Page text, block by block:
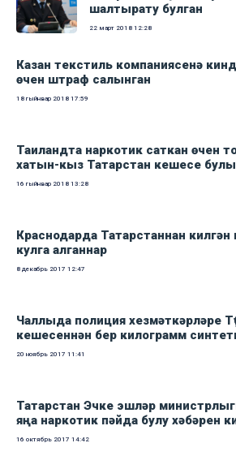
шалтырату булган
22 март 2018 12:28
Казан текстиль компаниясенә
өчен штраф салынган
18 гыйнвар 2018 17:59
Таиландта наркотик саткан өчен
хатын-кыз Татарстан кешесе
16 гыйнвар 2018 13:28
Краснодарда Татарстаннан
кулга алганнар
8 декабрь 2017 12:47
Чаллыда полиция хезмәткәрләре
кешесеннән бер килограмм
20 ноябрь 2017 11:41
Татарстан Эчке эшләр
яңа наркотик пәйда булу хәбәрен
16 октябрь 2017 14:42